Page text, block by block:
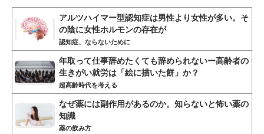
アルツハイマー型認知症は男性より女性が多い。そ
の陰に女性ホルモンの存在が
認知症、ならないために
年取って仕事辞めたくても辞められないー高齢者の
生きがい就労は「絵に描いた餅」か？
超高齢時代を考える
なぜ薬には副作用があるのか。知らないと怖い薬の
知識
薬の飲み方